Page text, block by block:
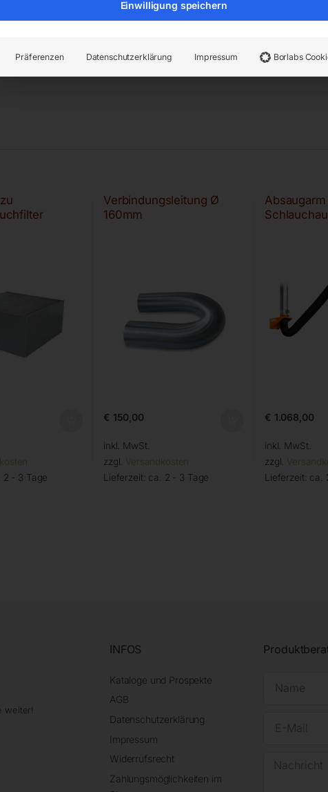
2 - 3 Tage
Verbindungsleitung Ø
160mm
€ 150,00
inkl. MwSt.
zzgl. Versandkosten
Lieferzeit: ca. 2 - 3 Tage
Absaugarm
€ 1.068,00
inkl. MwSt.
zzgl.
Lieferzeit: ca.
weiter!
INFOS
Kataloge und Prospekte
AGB
Datenschutzerklärung
Impressum
Widerrufsrecht
Zahlungsmöglichkeiten im
Einwilligung speichern
Präferenzen Datenschutzerklärung Impressum Borlabs